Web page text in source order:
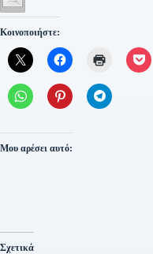
Κοινοποιήστε:
Μου αρέσει αυτό:
Σχετικά